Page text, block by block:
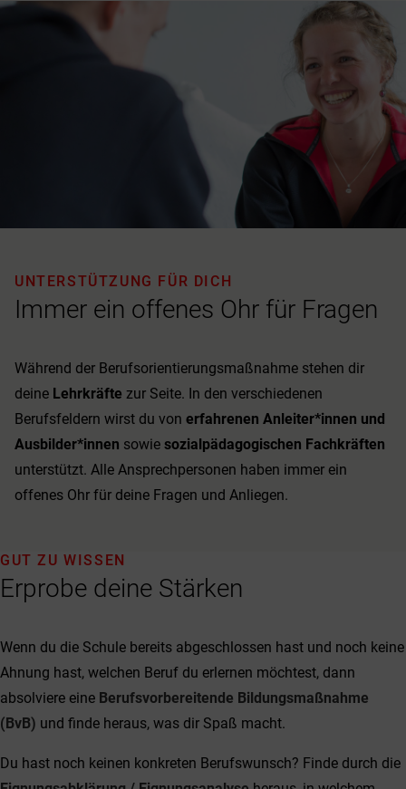
Immer ein offenes Ohr für Fragen
UNTERSTÜTZUNG FÜR DICH
Während der Berufsorientierungsmaßnahme stehen dir
deine Lehrkräfte zur Seite. In den verschiedenen
Berufsfeldern wirst du von erfahrenen Anleiter*innen und
Ausbilder*innen sowie sozialpädagogischen Fachkräften
unterstützt. Alle Ansprechpersonen haben immer ein
offenes Ohr für deine Fragen und Anliegen.
Erprobe deine Stärken
GUT ZU WISSEN
Wenn du die Schule bereits abgeschlossen hast und noch keine
Ahnung hast, welchen Beruf du erlernen möchtest, dann
absolviere eine Berufsvorbereitende Bildungsmaßnahme
(BvB) und finde heraus, was dir Spaß macht.
Du hast noch keinen konkreten Berufswunsch? Finde durch die